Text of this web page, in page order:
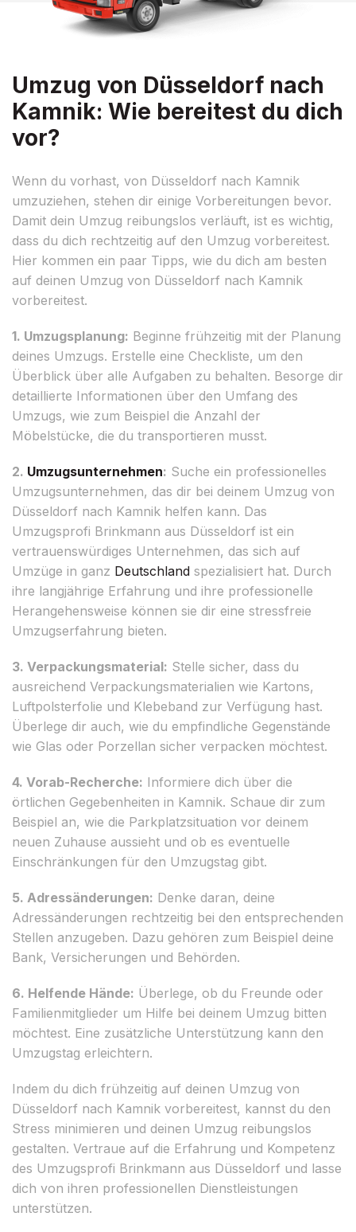
Umzug von Düsseldorf nach
Kamnik: Wie bereitest du dich
vor?
Wenn du vorhast, von Düsseldorf nach Kamnik
umzuziehen, stehen dir einige Vorbereitungen bevor.
Damit dein Umzug reibungslos verläuft, ist es wichtig,
dass du dich rechtzeitig auf den Umzug vorbereitest.
Hier kommen ein paar Tipps, wie du dich am besten
auf deinen Umzug von Düsseldorf nach Kamnik
vorbereitest.
1. Umzugsplanung: Beginne frühzeitig mit der Planung
deines Umzugs. Erstelle eine Checkliste, um den
Überblick über alle Aufgaben zu behalten. Besorge dir
detaillierte Informationen über den Umfang des
Umzugs, wie zum Beispiel die Anzahl der
Möbelstücke, die du transportieren musst.
2. Umzugsunternehmen: Suche ein professionelles
Umzugsunternehmen, das dir bei deinem Umzug von
Düsseldorf nach Kamnik helfen kann. Das
Umzugsprofi Brinkmann aus Düsseldorf ist ein
vertrauenswürdiges Unternehmen, das sich auf
Umzüge in ganz Deutschland spezialisiert hat. Durch
ihre langjährige Erfahrung und ihre professionelle
Herangehensweise können sie dir eine stressfreie
Umzugserfahrung bieten.
3. Verpackungsmaterial: Stelle sicher, dass du
ausreichend Verpackungsmaterialien wie Kartons,
Luftpolsterfolie und Klebeband zur Verfügung hast.
Überlege dir auch, wie du empfindliche Gegenstände
wie Glas oder Porzellan sicher verpacken möchtest.
4. Vorab­-Recherche: Informiere dich über die
örtlichen Gegebenheiten in Kamnik. Schaue dir zum
Beispiel an, wie die Parkplatzsituation vor deinem
neuen Zuhause aussieht und ob es eventuelle
Einschränkungen für den Umzugstag gibt.
5. Adressänderungen: Denke daran, deine
Adressänderungen rechtzeitig bei den entsprechenden
Stellen anzugeben. Dazu gehören zum Beispiel deine
Bank, Versicherungen und Behörden.
6. Helfende Hände: Überlege, ob du Freunde oder
Familienmitglieder um Hilfe bei deinem Umzug bitten
möchtest. Eine zusätzliche Unterstützung kann den
Umzugstag erleichtern.
Indem du dich frühzeitig auf deinen Umzug von
Düsseldorf nach Kamnik vorbereitest, kannst du den
Stress minimieren und deinen Umzug reibungslos
gestalten. Vertraue auf die Erfahrung und Kompetenz
des Umzugsprofi Brinkmann aus Düsseldorf und lasse
dich von ihren professionellen Dienstleistungen
unterstützen.